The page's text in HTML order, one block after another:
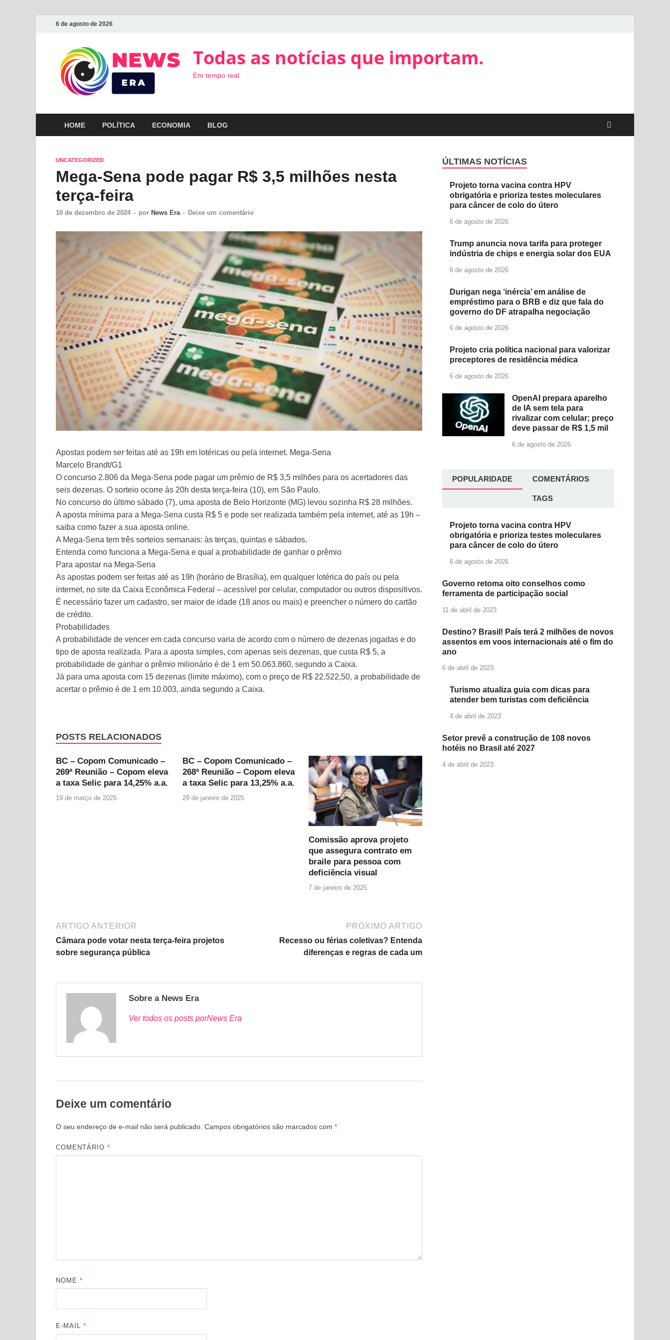
6 de agosto de 2026
Todas as notícias que importam.
Em tempo real
HOME POLÍTICA ECONOMIA BLOG
UNCATEGORIZED
Mega-Sena pode pagar R$ 3,5 milhões nesta
terça-feira
10 de dezembro de 2024 - por News Era - Deixe um comentário
Apostas podem ser feitas até as 19h em lotéricas ou pela internet. Mega-Sena
Marcelo Brandt/G1
O concurso 2.806 da Mega-Sena pode pagar um prêmio de R$ 3,5 milhões para os acertadores das
seis dezenas. O sorteio ocorre às 20h desta terça-feira (10), em São Paulo.
No concurso do último sábado (7), uma aposta de Belo Horizonte (MG) levou sozinha R$ 28 milhões.
A aposta mínima para a Mega-Sena custa R$ 5 e pode ser realizada também pela internet, até as 19h –
saiba como fazer a sua aposta online.
A Mega-Sena tem três sorteios semanais: às terças, quintas e sábados.
Entenda como funciona a Mega-Sena e qual a probabilidade de ganhar o prêmio
Para apostar na Mega-Sena
As apostas podem ser feitas até as 19h (horário de Brasília), em qualquer lotérica do país ou pela
internet, no site da Caixa Econômica Federal – acessível por celular, computador ou outros dispositivos.
É necessário fazer um cadastro, ser maior de idade (18 anos ou mais) e preencher o número do cartão
de crédito.
Probabilidades
A probabilidade de vencer em cada concurso varia de acordo com o número de dezenas jogadas e do
tipo de aposta realizada. Para a aposta simples, com apenas seis dezenas, que custa R$ 5, a
probabilidade de ganhar o prêmio milionário é de 1 em 50.063.860, segundo a Caixa.
Já para uma aposta com 15 dezenas (limite máximo), com o preço de R$ 22.522,50, a probabilidade de
acertar o prêmio é de 1 em 10.003, ainda segundo a Caixa.
POSTS RELACIONADOS
BC – Copom Comunicado –
269ª Reunião – Copom eleva
a taxa Selic para 14,25% a.a.
19 de março de 2025
BC – Copom Comunicado –
268ª Reunião – Copom eleva
a taxa Selic para 13,25% a.a.
29 de janeiro de 2025
Comissão aprova projeto
que assegura contrato em
braile para pessoa com
deficiência visual
7 de janeiro de 2025
ARTIGO ANTERIOR
Câmara pode votar nesta terça-feira projetos
sobre segurança pública
PRÓXIMO ARTIGO
Recesso ou férias coletivas? Entenda
diferenças e regras de cada um
Sobre a News Era
Ver todos os posts porNews Era
Deixe um comentário
O seu endereço de e-mail não será publicado. Campos obrigatórios são marcados com *
COMENTÁRIO*
NOME*
E-MAIL*
ÚLTIMAS NOTÍCIAS
Projeto torna vacina contra HPV
obrigatória e prioriza testes moleculares
para câncer de colo do útero
6 de agosto de 2026
Trump anuncia nova tarifa para proteger
indústria de chips e energia solar dos EUA
6 de agosto de 2026
Durigan nega ‘inércia’ em análise de
empréstimo para o BRB e diz que fala do
governo do DF atrapalha negociação
6 de agosto de 2026
Projeto cria política nacional para valorizar
preceptores de residência médica
6 de agosto de 2026
OpenAI prepara aparelho
de IA sem tela para
rivalizar com celular; preço
deve passar de R$ 1,5 mil
6 de agosto de 2026
POPULARIDADE COMENTÁRIOS
TAGS
Projeto torna vacina contra HPV
obrigatória e prioriza testes moleculares
para câncer de colo do útero
6 de agosto de 2026
Governo retoma oito conselhos como
ferramenta de participação social
11 de abril de 2023
Destino? Brasil! País terá 2 milhões de novos
assentos em voos internacionais até o fim do
ano
6 de abril de 2023
Turismo atualiza guia com dicas para
atender bem turistas com deficiência
4 de abril de 2023
Setor prevê a construção de 108 novos
hotéis no Brasil até 2027
4 de abril de 2023